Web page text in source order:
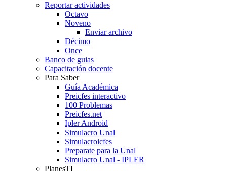
Reportar actividades
Octavo
Noveno
Enviar archivo
Décimo
Once
Banco de guias
Capacitación docente
Para Saber
Guía Académica
Preicfes interactivo
100 Problemas
Preicfes.net
Ipler Android
Simulacro Unal
Simulacroicfes
Preparate para la Unal
Simulacro Unal - IPLER
PlanesTI